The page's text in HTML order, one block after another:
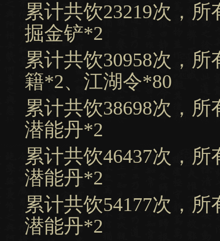
累计共饮23219次，
掘金铲*2
累计共饮30958次，
籍*2、江湖令*80
累计共饮38698次，
潜能丹*2
累计共饮46437次，
潜能丹*2
累计共饮54177次，
潜能丹*2